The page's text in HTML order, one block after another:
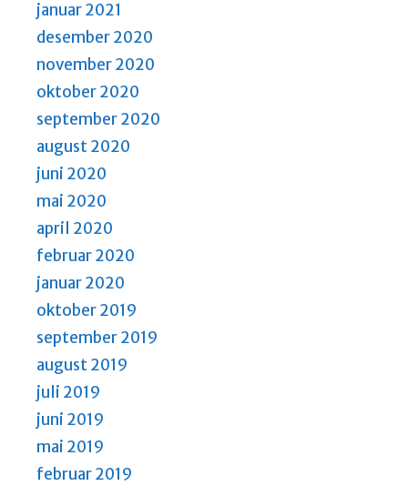
januar 2021
desember 2020
november 2020
oktober 2020
september 2020
august 2020
juni 2020
mai 2020
april 2020
februar 2020
januar 2020
oktober 2019
september 2019
august 2019
juli 2019
juni 2019
mai 2019
februar 2019